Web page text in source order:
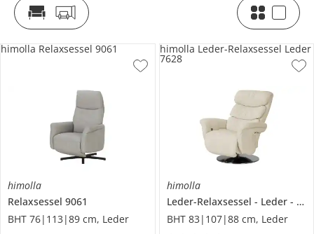
himolla
Relaxsessel 9061
BHT 76|113|89 cm, Leder
himolla Relaxsessel 9061
himolla
Leder-Relaxsessel
Leder
BHT 83|107|88 cm, Leder
himolla Leder-Relaxsessel Leder
7628